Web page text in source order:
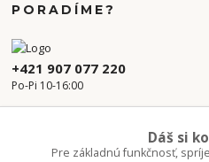
PORADÍME?
+421 907 077 220
Po-Pi 10-16:00
Dáš si
Pre základnú funkčnosť,